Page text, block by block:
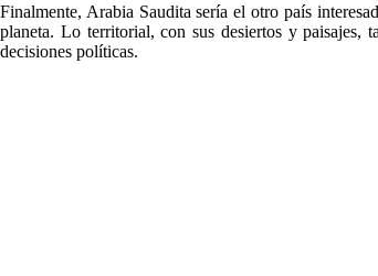
Finalmente, Arabia Saudita sería el otro país
planeta. Lo territorial, con sus desiertos y paisajes,
decisiones políticas.